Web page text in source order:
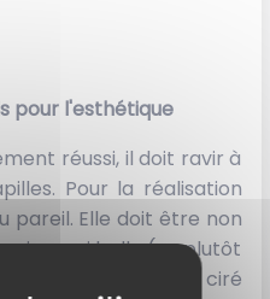
pour l'esthétique
réussi, il doit ravir à
Pour la réalisation
pareil. Elle doit être non
aussi belle (ou plutôt
le béton ciré